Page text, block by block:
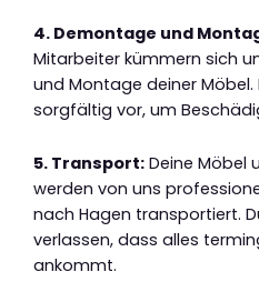
4. Demontage und
Mitarbeiter kümmern sich
und Montage deiner Möbel.
sorgfältig vor, um
5. Transport: Deine Möbel
werden von uns
nach Hagen transportiert.
verlassen, dass alles
ankommt.